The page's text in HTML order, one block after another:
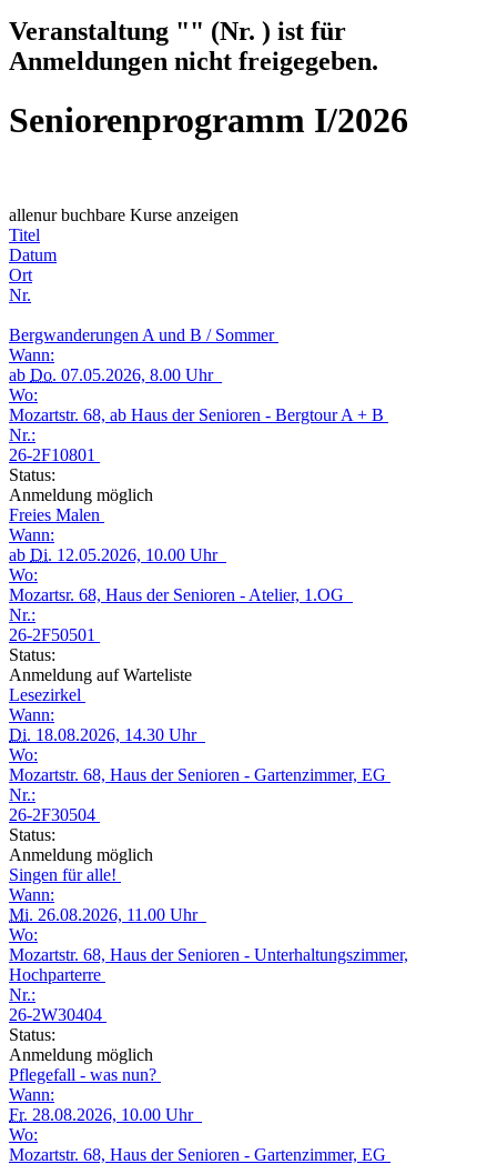
Veranstaltung "" (Nr. ) ist für
Anmeldungen nicht freigegeben.
Seniorenprogramm I/2026
allenur buchbare Kurse anzeigen
Titel
Datum
Ort
Nr.
Bergwanderungen A und B / Sommer
Wann:
ab Do. 07.05.2026, 8.00 Uhr
Wo:
Mozartstr. 68, ab Haus der Senioren - Bergtour A + B
Nr.:
26-2F10801
Status:
Anmeldung möglich
Freies Malen
Wann:
ab Di. 12.05.2026, 10.00 Uhr
Wo:
Mozartsr. 68, Haus der Senioren - Atelier, 1.OG
Nr.:
26-2F50501
Status:
Anmeldung auf Warteliste
Lesezirkel
Wann:
Di. 18.08.2026, 14.30 Uhr
Wo:
Mozartstr. 68, Haus der Senioren - Gartenzimmer, EG
Nr.:
26-2F30504
Status:
Anmeldung möglich
Singen für alle!
Wann:
Mi. 26.08.2026, 11.00 Uhr
Wo:
Mozartstr. 68, Haus der Senioren - Unterhaltungszimmer,
Hochparterre
Nr.:
26-2W30404
Status:
Anmeldung möglich
Pflegefall - was nun?
Wann:
Fr. 28.08.2026, 10.00 Uhr
Wo:
Mozartstr. 68, Haus der Senioren - Gartenzimmer, EG